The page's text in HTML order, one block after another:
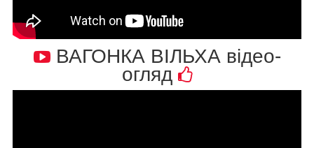
ВАГОНКА ВІЛЬХА відео-
огляд